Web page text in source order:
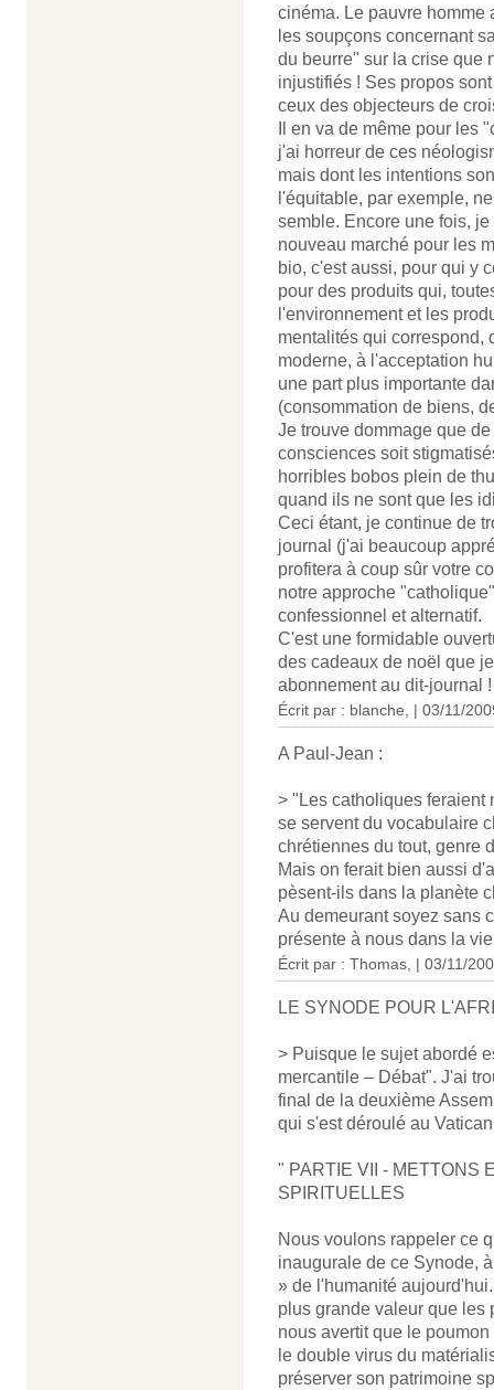
cinéma. Le pauvre homme
les soupçons concernant
du beurre" sur la crise que
injustifiés ! Ses propos
ceux des objecteurs de
Il en va de même pour les
j'ai horreur de ces
mais dont les intentions
l'équitable, par exemple,
semble. Encore une fois,
nouveau marché pour les
bio, c'est aussi, pour qui y
pour des produits qui,
l'environnement et les
mentalités qui
moderne, à l'acceptation
une part plus importante
(consommation de biens,
Je trouve dommage que
consciences soit
horribles bobos plein de
quand ils ne sont que les
Ceci étant, je continue de
journal (j'ai beaucoup
profitera à coup sûr votre
notre approche
confessionnel et alternatif.
C'est une formidable
des cadeaux de noël que
abonnement au dit-journal !
Écrit par : blanche, | 03/11/
A Paul-Jean :
> "Les catholiques feraient
se servent du vocabulaire
chrétiennes du tout, genre
Mais on ferait bien aussi
pèsent-ils dans la planète
Au demeurant soyez sans
présente à nous dans la
Écrit par : Thomas, | 03/11/
LE SYNODE POUR
> Puisque le sujet abordé
mercantile – Débat". J'ai
final de la deuxième
qui s'est déroulé au
" PARTIE VII - METTONS
SPIRITUELLES
Nous voulons rappeler ce
inaugurale de ce Synode,
» de l'humanité
plus grande valeur que les
nous avertit que le
le double virus du
préserver son patrimoine